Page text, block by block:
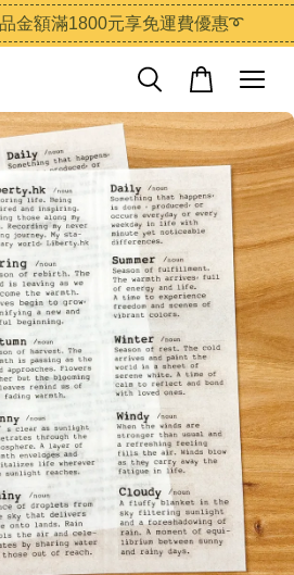
金額滿1800元享免運費優惠➰